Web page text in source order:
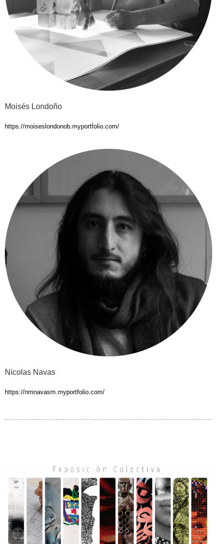
Moisés Londoño
https://moiseslondonob.myportfolio.com/
Nicolas Navas
https://nmnavasm.myportfolio.com/